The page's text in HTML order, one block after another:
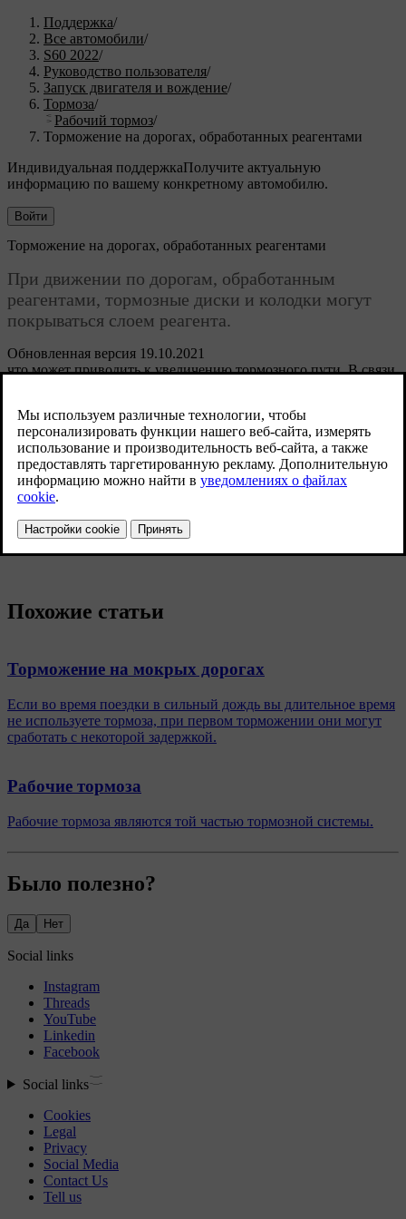
Поддержка/
Все автомобили/
S60 2022/
Руководство пользователя/
Запуск двигателя и вождение/
Тормоза/
Рабочий тормоз/
Торможение на дорогах, обработанных реагентами
Индивидуальная поддержкаПолучите актуальную
информацию по вашему конкретному автомобилю.
Войти
Обновленная версия 19.10.2021
Торможение на дорогах, обработанных реагентами
При движении по дорогам, обработанным
реагентами, тормозные диски и колодки могут
покрываться слоем реагента.
что может приводить к увеличению тормозного пути. В связи
Периодически тормозите, чтобы освободить тормоза от
слоя реагента. Во время торможения следите за тем, чтобы
не подвергнуть опасности других участников дорожного
движения.
Осторожно выжмите педаль тормоза по окончании поездки
и перед началом следующей поездки.
Похожие статьи
Торможение на мокрых дорогах
Если во время поездки в сильный дождь вы длительное время
не используете тормоза, при первом торможении они могут
сработать с некоторой задержкой.
Рабочие тормоза
Рабочие тормоза являются той частью тормозной системы.
Было полезно?
Да Нет